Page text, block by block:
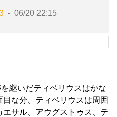
06/20 22:15
継いだティベリウスはかな
目な分、ティベリウスは周囲
エサル、アウグストゥス、テ